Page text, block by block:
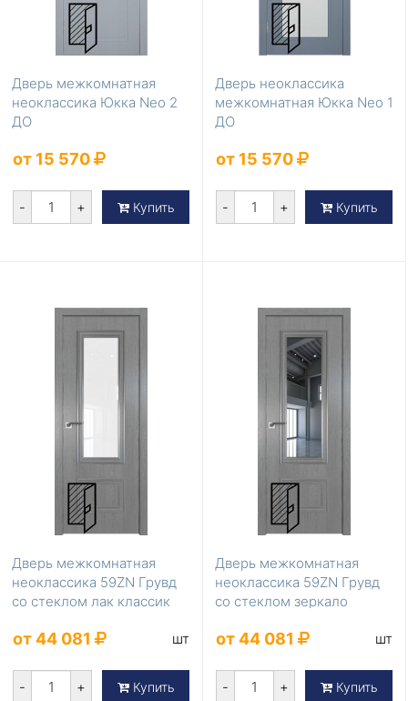
Дверь межкомнатная
неоклассика Юкка Neo 2
ДО
от 15 570
- + Купить
Дверь неоклассика
межкомнатная Юкка Neo 1
ДО
от 15 570
- + Купить
Дверь межкомнатная
неоклассика 59ZN Грувд
со стеклом лак классик
от 44 081 шт
- + Купить
Дверь межкомнатная
неоклассика 59ZN Грувд
со стеклом зеркало
от 44 081 шт
- + Купить